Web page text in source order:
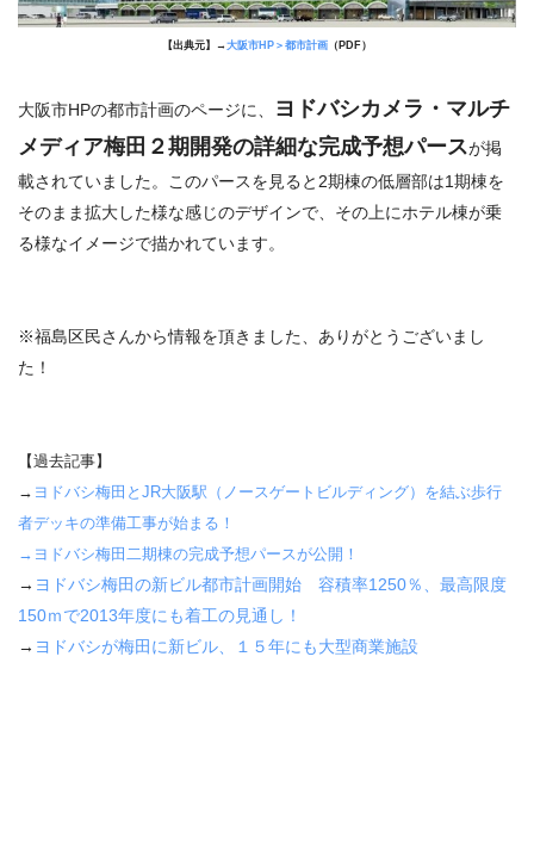
【出典元】→ 大阪市HP＞都市計画 （PDF）
大阪市HPの都市計画のページに、
ヨドバシカメラ・マルチ
メディア梅田２期開発の詳細な完成予想パースが掲
載されていました。このパースを見ると2期棟の低層部は1期棟を
そのまま拡大した様な感じのデザインで、その上にホテル棟が乗
る様なイメージで描かれています。
※福島区民さんから情報を頂きました、ありがとうございまし
た！
【過去記事】
→ ヨドバシ梅田とJR大阪駅（ノースゲートビルディング）を結ぶ歩行
者デッキの準備工事が始まる！
→ ヨドバシ梅田二期棟の完成予想パースが公開！
→ ヨドバシ梅田の新ビル都市計画開始 容積率1250％、最高限度
150ｍで2013年度にも着工の見通し！
→ ヨドバシが梅田に新ビル、１５年にも大型商業施設